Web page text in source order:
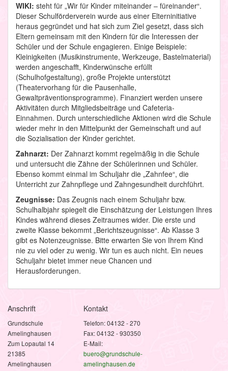
WIKI: steht für „Wir für Kinder miteinander – füreinander“.
Dieser Schulförderverein wurde aus einer Elterninitiative
heraus gegründet und hat sich zum Ziel gesetzt, dass sich
Eltern gemeinsam mit den Kindern für die Interessen der
Schüler und der Schule engagieren. Einige Beispiele:
Kleinigkeiten (Musikinstrumente, Werkzeuge, Bastelmaterial)
werden angeschafft, Kinderwünsche erfüllt
(Schulhofgestaltung), große Projekte unterstützt
(Theatervorhang für die Pausenhalle,
Gewaltpräventionsprogramme). Finanziert werden unsere
Aktivitäten durch Mitgliedsbeiträge und Cafeteria-
Einnahmen. Durch unterschiedliche Aktionen wird die Schule
wieder mehr in den Mittelpunkt der Gemeinschaft und auf
die Sozialisation der Kinder gerichtet.
Zahnarzt: Der Zahnarzt kommt regelmäßig in die Schule
und untersucht die Zähne der Schülerinnen und Schüler.
Ebenso kommt einmal im Schuljahr die „Zahnfee“, die
Unterricht zur Zahnpflege und Zahngesundheit durchführt.
Zeugnisse: Das Zeugnis nach einem Schuljahr bzw.
Schulhalbjahr spiegelt die Einschätzung der Leistungen Ihres
Kindes während dieses Zeitraumes wider. Die erste und
zweite Klasse bekommt „Berichtszeugnisse“. Ab Klasse 3
gibt es Notenzeugnisse. Bitte erwarten Sie von Ihrem Kind
nie zu viel oder zu wenig. Wir tun es auch nicht. Ein neues
Schuljahr bietet immer neue Chancen und
Herausforderungen.
Anschrift
Grundschule
Amelinghausen
Zum Lopautal 14
21385
Amelinghausen
Kontakt
Telefon: 04132 - 270
Fax: 04132 - 930350
E-Mail:
buero@grundschule-
amelinghausen.de